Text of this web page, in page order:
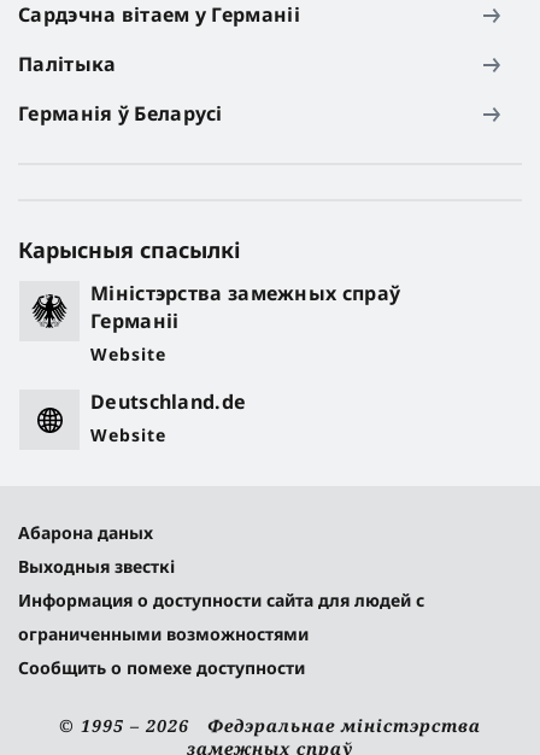
Сардэчна вітаем у Германіі
Палітыка
Германія ў Беларусі
Карысныя спасылкі
Міністэрства замежных спраў
Германіі
Website
Deutschland.de
Website
Абарона даных
Выходныя звесткі
Информация о доступности сайта для людей с
ограниченными возможностями
Сообщить о помехе доступности
© 1995 – 2026 Федэральнае міністэрства
замежных спраў